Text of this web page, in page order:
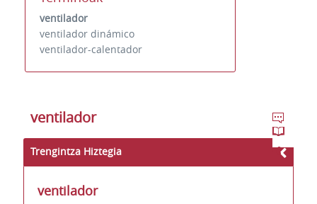
ventilador
ventilador dinámico
ventilador-calentador
ventilador
Trengintza Hiztegia
ventilador